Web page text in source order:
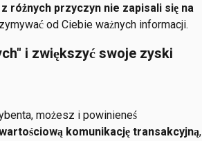
różnych przyczyn nie zapisali się na
od Ciebie ważnych informacji.
i zwiększyć swoje zyski
możesz i powinieneś
komunikację transakcyjną,